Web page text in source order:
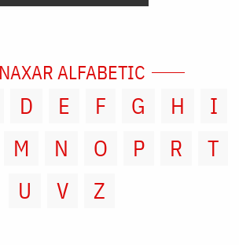
ALFABETIC
D E F G H
I
M N O P R
T
U
V Z